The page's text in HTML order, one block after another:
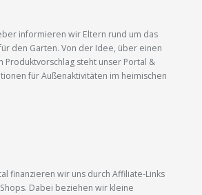
informieren wir Eltern rund um das
den Garten. Von der Idee, über einen
Produktvorschlag steht unser Portal &
für Außenaktivitäten im heimischen
finanzieren wir uns durch Affiliate-Links
Dabei beziehen wir kleine